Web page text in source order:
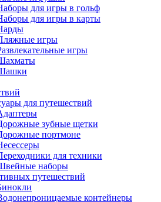
для игры в гольф
для игры в карты
игры
игры
для путешествий
зубные щетки
портмоне
для техники
наборы
путешествий
контейнеры